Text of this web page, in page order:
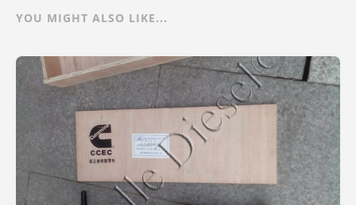
YOU MIGHT ALSO LIKE...